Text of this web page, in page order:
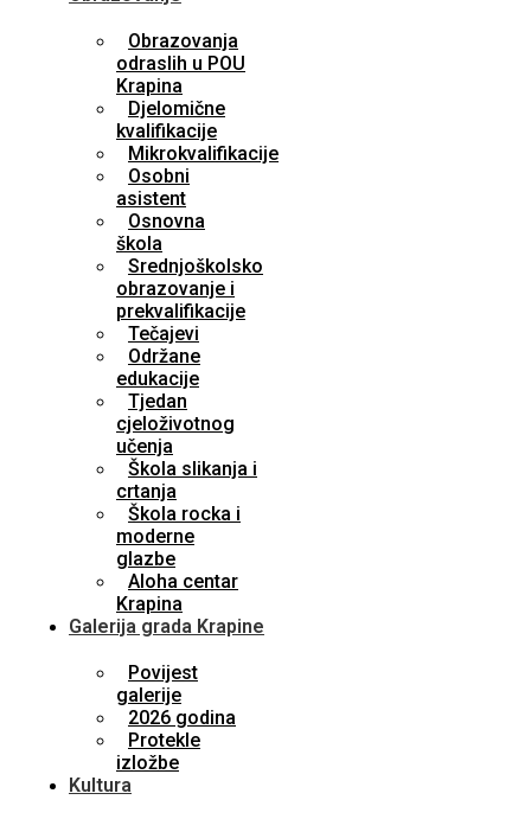
Obrazovanja
odraslih u POU
Krapina
Djelomične
kvalifikacije
Mikrokvalifikacije
Osobni
asistent
Osnovna
škola
Srednjoškolsko
obrazovanje i
prekvalifikacije
Tečajevi
Održane
edukacije
Tjedan
cjeloživotnog
učenja
Škola slikanja i
crtanja
Škola rocka i
moderne
glazbe
Aloha centar
Krapina
Galerija grada Krapine
Povijest
galerije
2026 godina
Protekle
izložbe
Kultura